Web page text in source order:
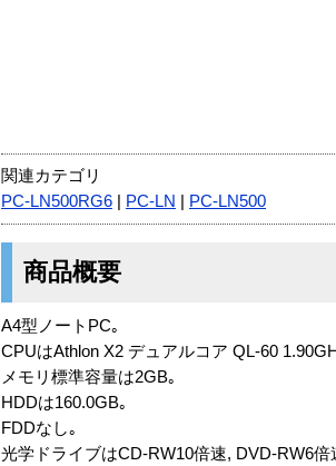
関連カテゴリ
PC-LN500RG6
PC-LN PC-LN500
商品概要
A4型ノートPC｡
CPUはAthlon X2 デュアルコア QL-60
メモリ標準容量は2GB｡
HDDは160.0GB｡
FDDなし｡
光学ドライブはCD-RW10倍速, DVD-RW6